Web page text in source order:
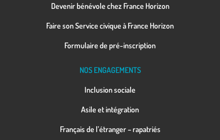
Devenir bénévole chez France Horizon
Faire son Service civique à France Horizon
Formulaire de pré-inscription
NOS ENGAGEMENTS
Inclusion sociale
Asile et intégration
Français de l’étranger – rapatriés